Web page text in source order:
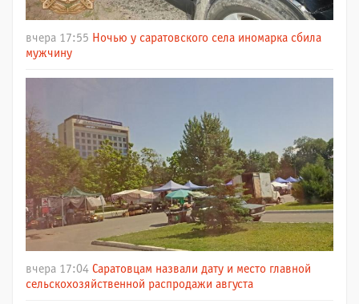
вчера 17:55 Ночью у саратовского села иномарка сбила
мужчину
вчера 17:04 Саратовцам назвали дату и место главной
сельскохозяйственной распродажи августа